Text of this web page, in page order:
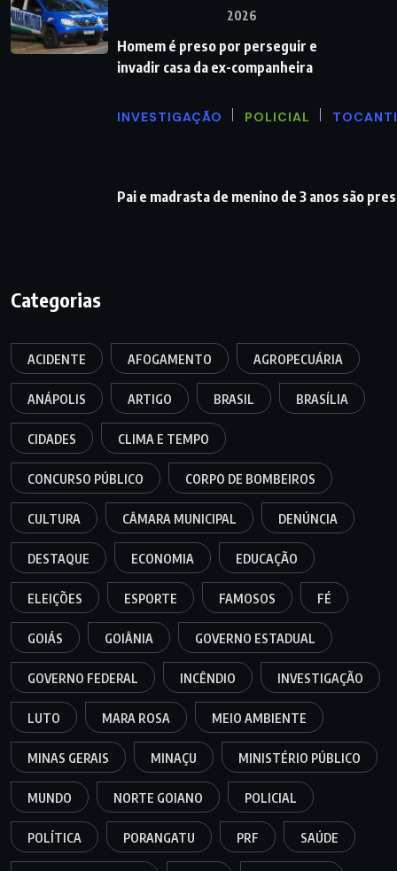
2026
Homem é preso por perseguir e
invadir casa da ex-companheira
INVESTIGAÇÃO POLICIAL
Pai e madrasta de menino de 3 anos são
Categorias
ACIDENTE AFOGAMENTO AGROPECUÁRIA
ANÁPOLIS ARTIGO BRASIL BRASÍLIA
CIDADES CLIMA E TEMPO
CONCURSO PÚBLICO CORPO DE BOMBEIROS
CULTURA CÂMARA MUNICIPAL DENÚNCIA
DESTAQUE ECONOMIA EDUCAÇÃO
ELEIÇÕES ESPORTE FAMOSOS FÉ
GOIÁS GOIÂNIA GOVERNO ESTADUAL
GOVERNO FEDERAL INCÊNDIO INVESTIGAÇÃO
LUTO MARA ROSA MEIO AMBIENTE
MINAS GERAIS MINAÇU MINISTÉRIO PÚBLICO
MUNDO NORTE GOIANO POLICIAL
POLÍTICA PORANGATU PRF SAÚDE